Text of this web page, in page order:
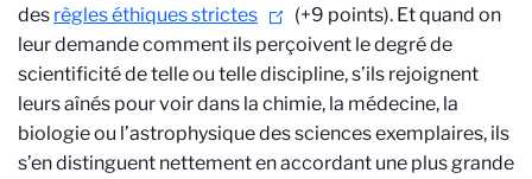
des règles éthiques strictes
(+9 points). Et quand on
leur demande comment ils perçoivent le degré de
scientificité de telle ou telle discipline, s’ils rejoignent
leurs aînés pour voir dans la chimie, la médecine, la
biologie ou l’astrophysique des sciences exemplaires, ils
s’en distinguent nettement en accordant une plus grande